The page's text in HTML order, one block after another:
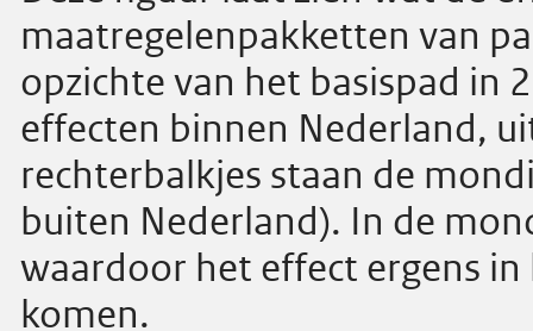
maatregelenpakketten van
opzichte van het basispad in
effecten binnen Nederland,
rechterbalkjes staan de
buiten Nederland). In de
waardoor het effect ergens
komen.